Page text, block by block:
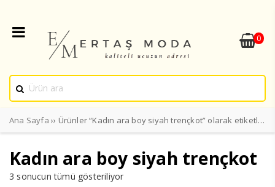
0
Ana Sayfa ›› Ürünler “Kadın ara boy siyah trençkot” olarak etiketlendi
Kadın ara boy siyah trençkot
3 sonucun tümü gösteriliyor